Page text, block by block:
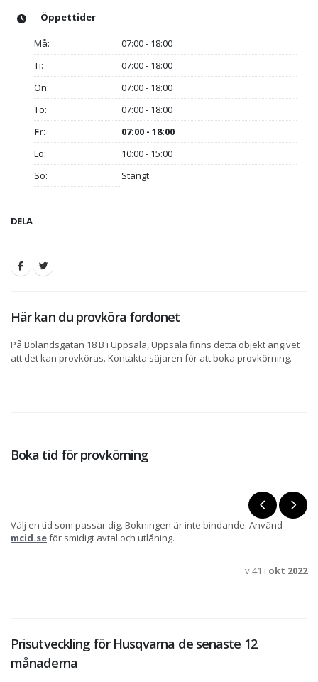
Öppettider
Må:
07:00 - 18:00
Ti:
07:00 - 18:00
On:
07:00 - 18:00
To:
07:00 - 18:00
Fr:
07:00 - 18:00
Lö:
10:00 - 15:00
Sö:
Stängt
DELA
Här kan du provköra fordonet
På Bolandsgatan 18 B i Uppsala, Uppsala finns detta objekt angivet
att det kan provköras. Kontakta säjaren för att boka provkörning.
Boka tid för provkörning
Välj en tid som passar dig. Bokningen är inte bindande. Använd
mcid.seför smidigt avtal och utlåning.
v 41 i okt 2022
Prisutveckling för Husqvarna de senaste 12
månaderna